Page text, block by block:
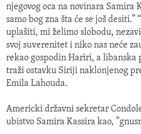
Jezici
njegovog oca na novinara Samira
samo bog zna šta će se još desiti.”
uplašiti, mi želimo slobodu,
svoj suverenitet i niko nas neće
rekao gospodin Hariri, a libanska
traži ostavku Siriji naklonjenog
Emila Lahouda.
Americki državni sekretar
ubistvo Samira Kassira kao,